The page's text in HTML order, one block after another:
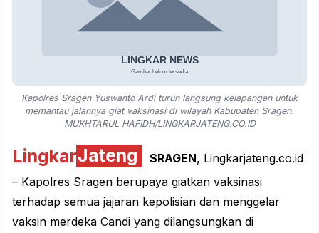
Kapolres Sragen Yuswanto Ardi turun langsung kelapangan untuk
memantau jalannya giat vaksinasi di wilayah Kabupaten Sragen.
MUKHTARUL HAFIDH/LINGKARJATENG.CO.ID
LingkarJateng SRAGEN, Lingkarjateng.co.id
– Kapolres Sragen berupaya giatkan vaksinasi
terhadap semua jajaran kepolisian dan menggelar
vaksin merdeka Candi yang dilangsungkan di